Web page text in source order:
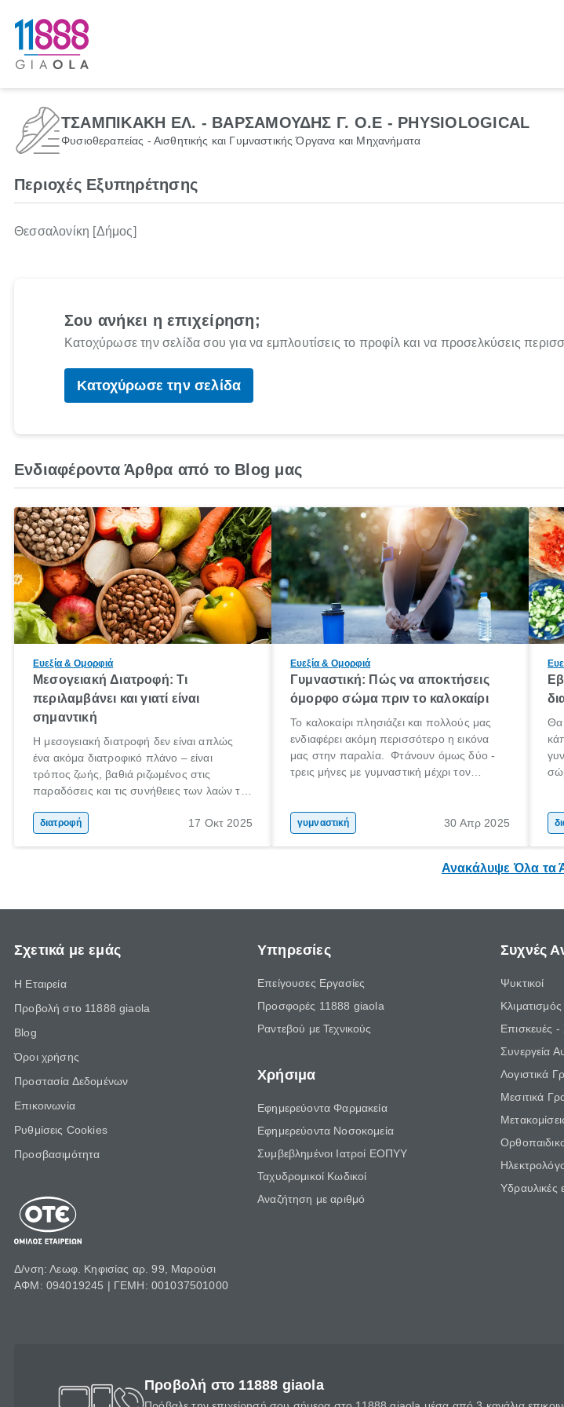
ΤΣΑΜΠΙΚΑΚΗ ΕΛ. - ΒΑΡΣΑΜΟΥΔΗΣ Γ. Ο.Ε - PHYSIOLOGICAL
Φυσιοθεραπείας - Αισθητικής και Γυμναστικής Όργανα και Μηχανήματα
Περιοχές Εξυπηρέτησης
Θεσσαλονίκη [Δήμος]
Σου ανήκει η επιχείρηση;
Κατοχύρωσε την σελίδα σου για να εμπλουτίσεις το προφίλ και να προσελκύσεις
Κατοχύρωσε την σελίδα
Ενδιαφέροντα Άρθρα από το Blog μας
Ευεξία & Ομορφιά
Μεσογειακή Διατροφή: Τι
περιλαμβάνει και γιατί είναι
σημαντική
Η μεσογειακή διατροφή δεν είναι απλώς
ένα ακόμα διατροφικό πλάνο – είναι
τρόπος ζωής, βαθιά ριζωμένος στις
παραδόσεις και τις συνήθειες των λαών της
και ανεπεξέργαστα υλικά, αυτή η διατροφή
διατροφή 17 Οκτ 2025
Ευεξία & Ομορφιά
Γυμναστική: Πώς να αποκτήσεις
όμορφο σώμα πριν το καλοκαίρι
Το καλοκαίρι πλησιάζει και πολλούς μας
ενδιαφέρει ακόμη περισσότερο η εικόνα
μας στην παραλία. Φτάνουν όμως δύο -
τρεις μήνες με γυμναστική μέχρι τον
σου! Δεν είναι ανάγκη να αφιερώσεις το
καλοκαίρι σου
βέβαια να στερηθείς εντελώς το φαγητό
γυμναστική 30 Απρ 2025
Θα
Ανακάλυψε Όλα τα
Σχετικά με εμάς
Η Εταιρεία
Προβολή στο 11888 giaola
Blog
Όροι χρήσης
Προστασία Δεδομένων
Επικοινωνία
Ρυθμίσεις Cookies
Προσβασιμότητα
Δ/νση: Λεωφ. Κηφισίας αρ. 99, Μαρούσι
ΑΦΜ: 094019245 | ΓΕΜΗ: 001037501000
Υπηρεσίες
Επείγουσες Εργασίες
Προσφορές 11888 giaola
Ραντεβού με Τεχνικούς
Χρήσιμα
Εφημερεύοντα Φαρμακεία
Εφημερεύοντα Νοσοκομεία
Συμβεβλημένοι Ιατροί ΕΟΠΥΥ
Ταχυδρομικοί Κωδικοί
Αναζήτηση με αριθμό
Συχνές
Ψυκτικοί
Κλιματισμός
Επισκευές
Συνεργεία
Λογιστικά
Μεσιτικά
Υδραυλικές
Προβολή στο 11888 giaola